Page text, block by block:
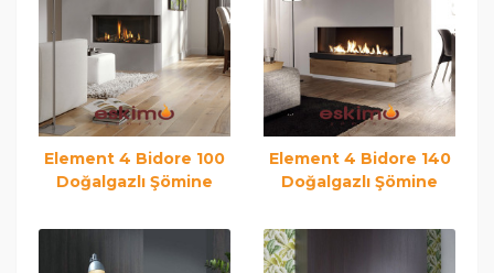
Element 4 Bidore 100
Doğalgazlı Şömine
Element 4 Bidore 140
Doğalgazlı Şömine